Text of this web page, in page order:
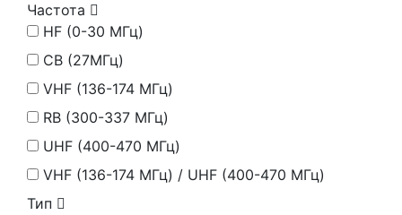
Частота
HF (0-30 МГц)
CB (27МГц)
VHF (136-174 МГц)
RB (300-337 МГц)
UHF (400-470 МГц)
VHF (136-174 МГц) / UHF (400-470 МГц)
Тип